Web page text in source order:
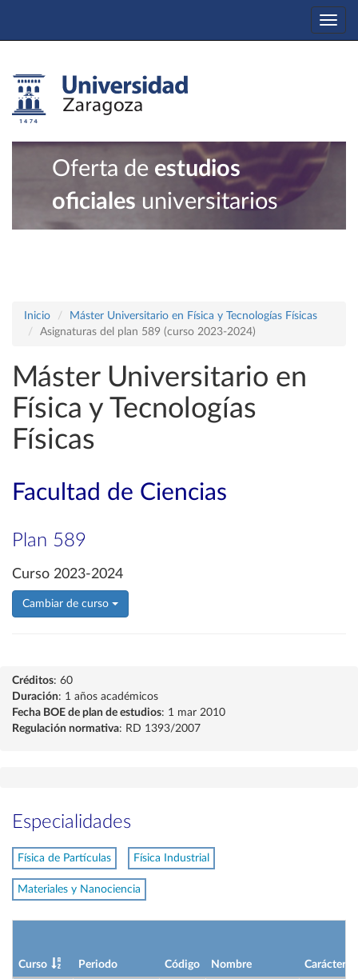
Oferta de estudios
oficiales universitarios
Inicio
Máster Universitario en Física y Tecnologías Físicas
Asignaturas del plan 589 (curso 2023-2024)
Máster Universitario en
Física y Tecnologías
Físicas
Facultad de Ciencias
Plan 589
Curso 2023-2024
Cambiar de curso
Créditos: 60
Duración: 1 años académicos
Fecha BOE de plan de estudios: 1 mar 2010
Regulación normativa: RD 1393/2007
Especialidades
Física de Partículas Física Industrial
Materiales y Nanociencia
Curso Periodo Código Nombre Carácter